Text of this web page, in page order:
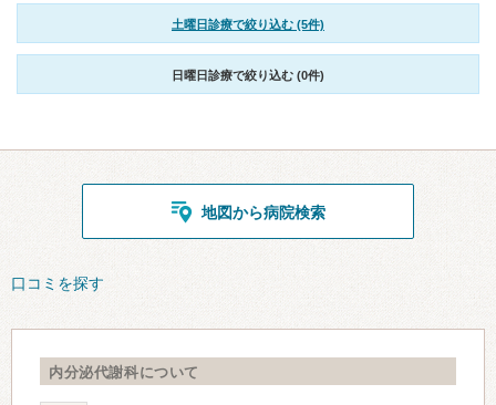
土曜日診療で絞り込む (5件)
日曜日診療で絞り込む (0件)
地図から病院検索
口コミを探す
内分泌代謝科について